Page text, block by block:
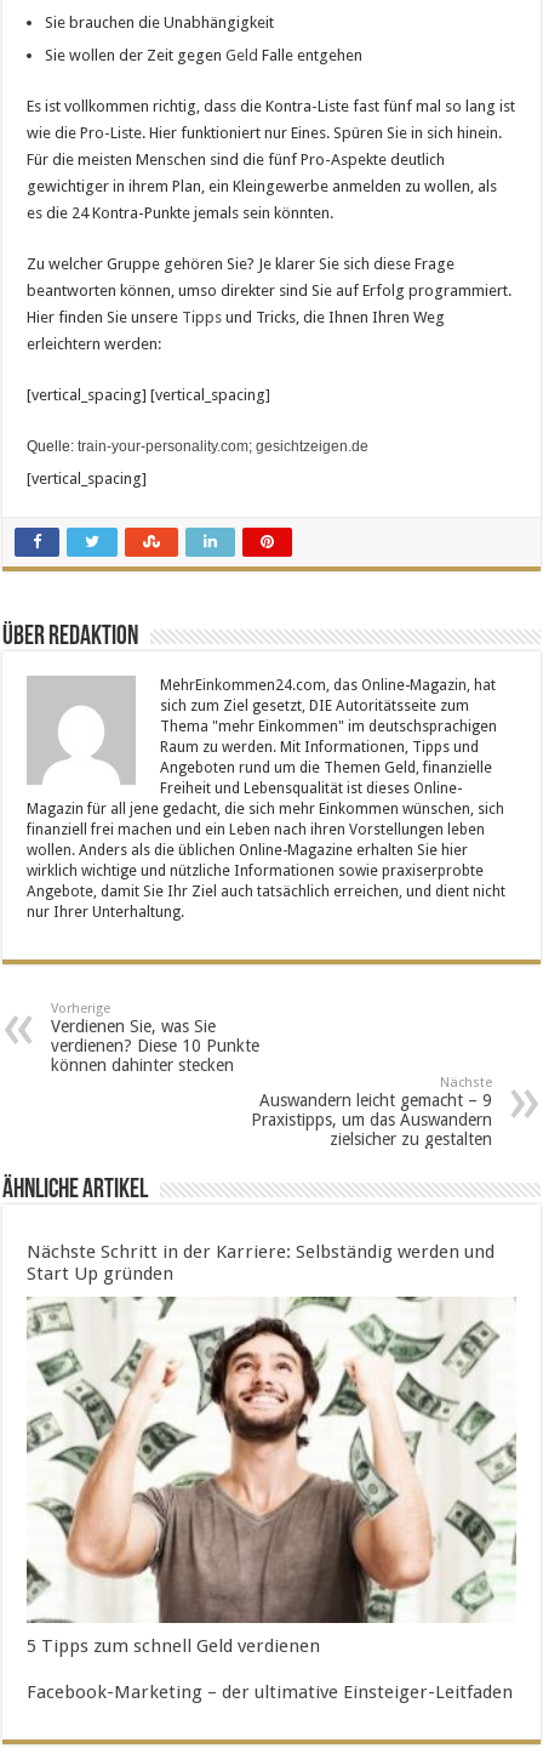
Sie brauchen die Unabhängigkeit
Sie wollen der Zeit gegenGeldFalle entgehen
Es ist vollkommen richtig, dass die Kontra-Liste fast fünf mal so lang ist
wie die Pro-Liste. Hier funktioniert nur Eines. Spüren Sie in sich hinein.
Für die meisten Menschen sind die fünf Pro-Aspekte deutlich
gewichtiger in ihrem Plan, ein Kleingewerbe anmelden zu wollen, als
es die 24 Kontra-Punkte jemals sein könnten.
Zu welcher Gruppe gehören Sie? Je klarer Sie sich diese Frage
beantworten können, umso direkter sind Sie auf Erfolg programmiert.
Hier finden Sie unsere Tippsund Tricks, die Ihnen Ihren Weg
erleichtern werden:
[vertical_spacing] [vertical_spacing]
Quelle:train-your-personality.com;gesichtzeigen.de
[vertical_spacing]
Über Redaktion
MehrEinkommen24.com, das Online-Magazin, hat
sich zum Ziel gesetzt, DIE Autoritätsseite zum
Thema "mehr Einkommen" im deutschsprachigen
Raum zu werden. Mit Informationen, Tipps und
Angeboten rund um die Themen Geld, finanzielle
Freiheit und Lebensqualität ist dieses Online-
Magazin für all jene gedacht, die sich mehr Einkommen wünschen, sich
finanziell frei machen und ein Leben nach ihren Vorstellungen leben
wollen. Anders als die üblichen Online-Magazine erhalten Sie hier
wirklich wichtige und nützliche Informationen sowie praxiserprobte
Angebote, damit Sie Ihr Ziel auch tatsächlich erreichen, und dient nicht
nur Ihrer Unterhaltung.
Vorherige
Verdienen Sie, was Sie
verdienen? Diese 10 Punkte
können dahinter stecken
Nächste
Auswandern leicht gemacht – 9
Praxistipps, um das Auswandern
zielsicher zu gestalten
Ähnliche Artikel
Nächste Schritt in der Karriere: Selbständig werden und
Start Up gründen
5 Tipps zum schnell Geld verdienen
Facebook-Marketing – der ultimative Einsteiger-Leitfaden